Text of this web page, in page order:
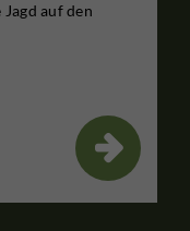
auf den
